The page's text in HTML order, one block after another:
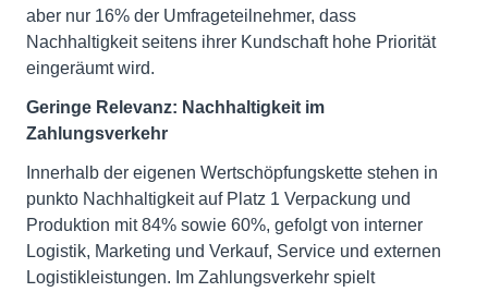
aber nur 16% der Umfrageteilnehmer, dass
Nachhaltigkeit seitens ihrer Kundschaft hohe Priorität
eingeräumt wird.
Geringe Relevanz: Nachhaltigkeit im
Zahlungsverkehr
Innerhalb der eigenen Wertschöpfungskette stehen in
punkto Nachhaltigkeit auf Platz 1 Verpackung und
Produktion mit 84% sowie 60%, gefolgt von interner
Logistik, Marketing und Verkauf, Service und externen
Logistikleistungen. Im Zahlungsverkehr spielt